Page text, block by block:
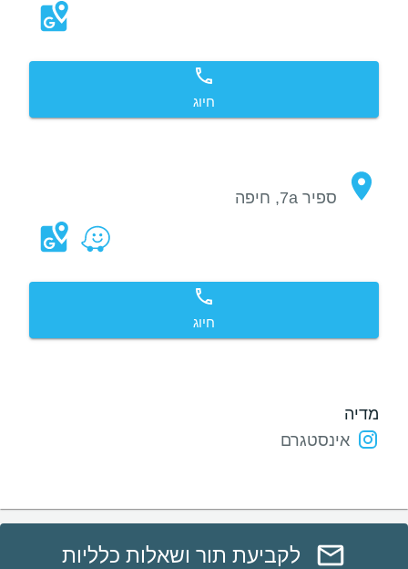
חיוג
ספיר 7a, חיפה
חיוג
מדיה
אינסטגרם
לקביעת תור ושאלות כלליות